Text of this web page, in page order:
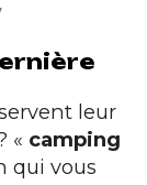
leur
« camping
qui vous